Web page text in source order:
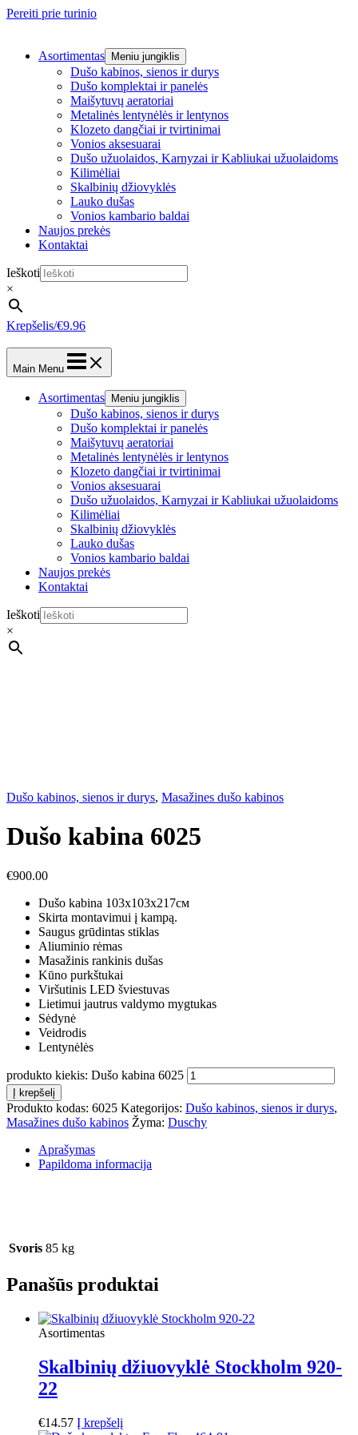
Pereiti prie turinio
Asortimentas Meniu jungiklis
Dušo kabinos, sienos ir durys
Dušo komplektai ir panelės
Maišytuvų aeratoriai
Metalinės lentynėlės ir lentynos
Klozeto dangčiai ir tvirtinimai
Vonios aksesuarai
Dušo užuolaidos, Karnyzai ir Kabliukai užuolaidoms
Kilimėliai
Skalbinių džiovyklės
Lauko dušas
Vonios kambario baldai
Naujos prekės
Kontaktai
Ieškoti
×
Krepšelis/€9.96
Main Menu
Asortimentas Meniu jungiklis
Dušo kabinos, sienos ir durys
Dušo komplektai ir panelės
Maišytuvų aeratoriai
Metalinės lentynėlės ir lentynos
Klozeto dangčiai ir tvirtinimai
Vonios aksesuarai
Dušo užuolaidos, Karnyzai ir Kabliukai užuolaidoms
Kilimėliai
Skalbinių džiovyklės
Lauko dušas
Vonios kambario baldai
Naujos prekės
Kontaktai
Ieškoti
×
Dušo kabinos, sienos ir durys, Masažines dušo kabinos
Dušo kabina 6025
€900.00
Dušo kabina 103х103х217см
Skirta montavimui į kampą.
Saugus grūdintas stiklas
Aliuminio rėmas
Masažinis rankinis dušas
Kūno purkštukai
Viršutinis LED šviestuvas
Lietimui jautrus valdymo mygtukas
Sėdynė
Veidrodis
Lentynėlės
produkto kiekis: Dušo kabina 6025
Į krepšelį
Produkto kodas: 6025 Kategorijos: Dušo kabinos, sienos ir durys,
Masažines dušo kabinos Žyma: Duschy
Aprašymas
Papildoma informacija
Svoris 85 kg
Panašūs produktai
Asortimentas
Skalbinių džiuovyklė Stockholm 920-
22
€14.57 Į krepšelį